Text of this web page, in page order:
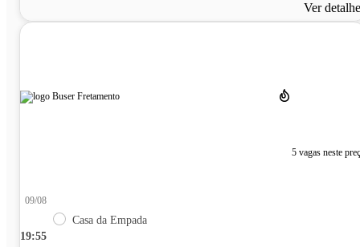
Ver
5 vagas neste
19:55
09/08
Casa da Empada